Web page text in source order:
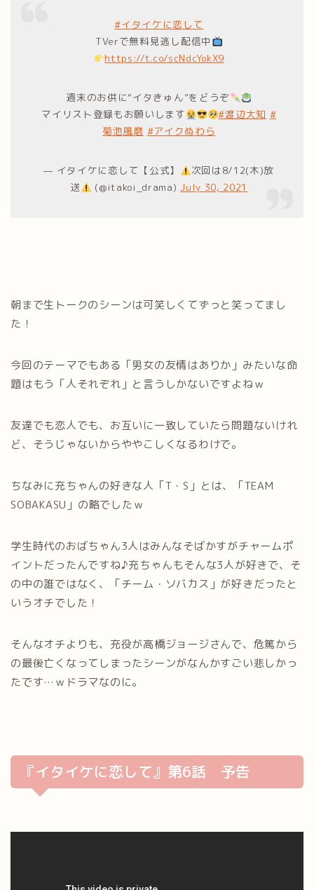
#イタイケに恋して
TVerで無料見逃し配信中
https://t.co/scNdcYokX9
週末のお供に“イタきゅん”をどうぞ
マイリスト登録もお願いします
#渡辺大知 #
菊池風磨 #アイクぬわら
— イタイケに恋して【公式】
次回は8/12(木)放
送
(@itakoi_drama)July 30, 2021
朝まで生トークのシーンは可笑しくてずっと笑ってまし
た！
今回のテーマでもある「男女の友情はありか」みたいな命
題はもう「人それぞれ」と言うしかないですよねｗ
友達でも恋人でも、お互いに一致していたら問題ないけれ
ど、そうじゃないからややこしくなるわけで。
ちなみに充ちゃんの好きな人「T・S」とは、「TEAM
SOBAKASU」の略でしたｗ
学生時代のおばちゃん3人はみんなそばかすがチャームポ
イントだったんですね♪充ちゃんもそんな3人が好きで、そ
の中の誰ではなく、「チーム・ソバカス」が好きだったと
いうオチでした！
そんなオチよりも、充役が高橋ジョージさんで、危篤から
の最後亡くなってしまったシーンがなんかすごい悲しかっ
たです…ｗドラマなのに。
『イタイケに恋して』第6話 予告